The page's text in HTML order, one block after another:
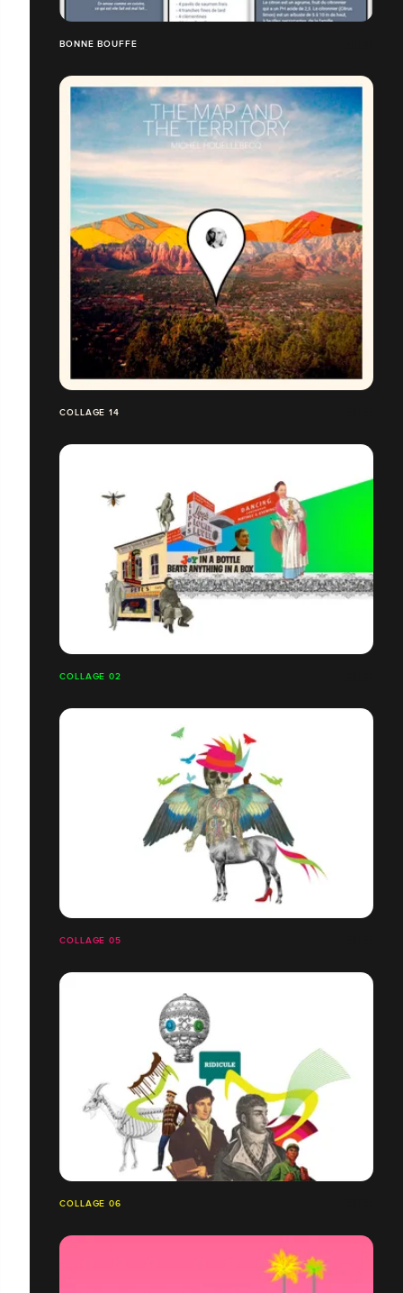
BONNE BOUFFE
COLLAGE 14
COLLAGE 02
COLLAGE 05
COLLAGE 06